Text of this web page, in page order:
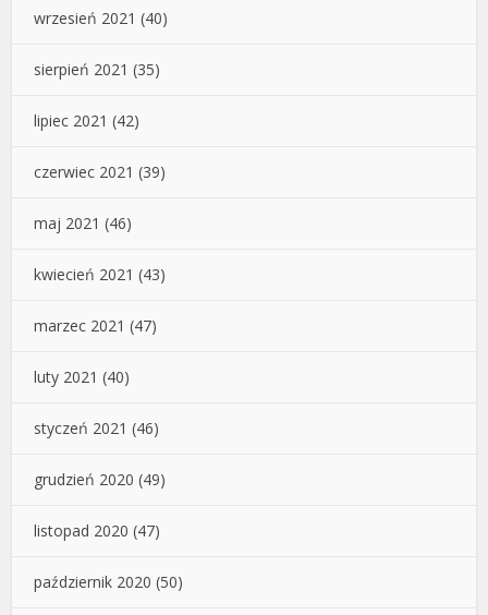
wrzesień 2021 (40)
sierpień 2021 (35)
lipiec 2021 (42)
czerwiec 2021 (39)
maj 2021 (46)
kwiecień 2021 (43)
marzec 2021 (47)
luty 2021 (40)
styczeń 2021 (46)
grudzień 2020 (49)
listopad 2020 (47)
październik 2020 (50)